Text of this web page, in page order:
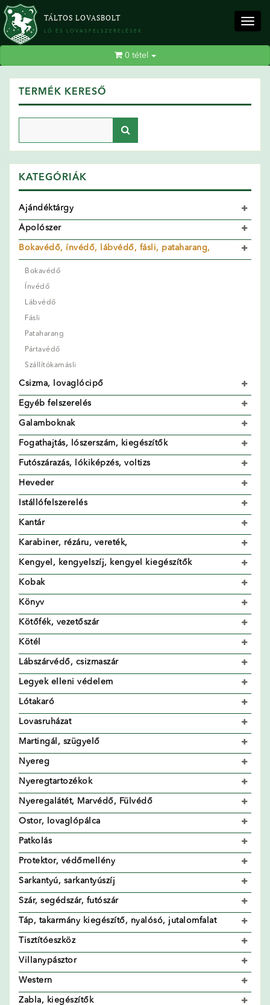
TÁLTOS LOVASBOLT
LÓ ÉS LOVASFELSZERELÉSEK
0tétel
TERMÉK KERESŐ
KATEGÓRIÁK
Ajándéktárgy
Ápolószer
Bokavédő, ínvédő, lábvédő, fásli, pataharang,
Bokavédő
Ínvédő
Lábvédő
Fásli
Pataharang
Pártavédő
Szállítókamásli
Csizma, lovaglócipő
Egyéb felszerelés
Galamboknak
Fogathajtás, lószerszám, kiegészítők
Futószárazás, lókiképzés, voltizs
Heveder
Istállófelszerelés
Kantár
Karabiner, rézáru, vereték,
Kengyel, kengyelszíj, kengyel kiegészítők
Kobak
Könyv
Kötőfék, vezetőszár
Kötél
Lábszárvédő, csizmaszár
Legyek elleni védelem
Lótakaró
Lovasruházat
Martingál, szügyelő
Nyereg
Nyeregtartozékok
Nyeregalátét, Marvédő, Fülvédő
Ostor, lovaglópálca
Patkolás
Protektor, védőmellény
Sarkantyú, sarkantyúszíj
Szár, segédszár, futószár
Táp, takarmány kiegészítő, nyalósó, jutalomfalat
Tisztítóeszköz
Villanypásztor
Western
Zabla, kiegészítők